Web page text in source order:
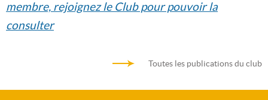
membre, rejoignez le Club pour pouvoir la
consulter
Toutes les publications du club